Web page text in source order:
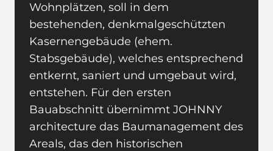
Wohnplätzen, soll in dem
bestehenden, denkmalgeschützten
Kasernengebäude (ehem.
Stabsgebäude), welches entsprechend
entkernt, saniert und umgebaut wird,
entstehen. Für den ersten
Bauabschnitt übernimmt JOHNNY
architecture das Baumanagement des
Areals, das den historischen